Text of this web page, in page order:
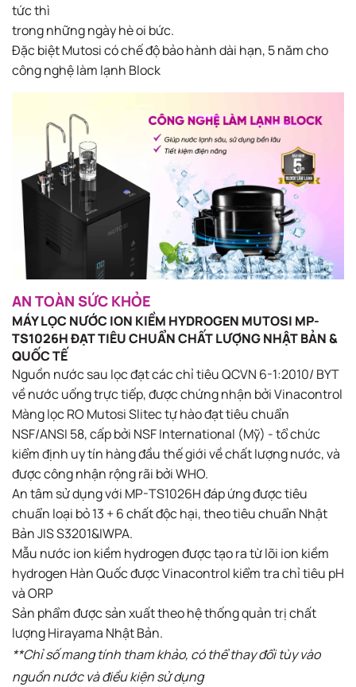
tức thì
trong những ngày hè oi bức. ​
Đặc biệt Mutosi có chế độ bảo hành dài hạn, 5 năm cho
công nghệ làm lạnh Block​
AN TOÀN SỨC KHỎE
MÁY LỌC NƯỚC ION KIỀM HYDROGEN MUTOSI MP-
TS1026H ĐẠT TIÊU CHUẨN CHẤT LƯỢNG NHẬT BẢN &
QUỐC TẾ
Nguồn nước sau lọc đạt các chỉ tiêu QCVN 6-1:2010/ BYT
về nước uống trực tiếp, được chứng nhận bởi Vinacontrol​
Màng lọc RO Mutosi Slitec tự hào đạt tiêu chuẩn
NSF/ANSI 58, cấp bởi NSF International (Mỹ) - tổ chức
kiểm định uy tín hàng đầu thế giới về chất lượng nước, và
được công nhận rộng rãi bởi WHO.​
An tâm sử dụng với MP-TS1026H đáp ứng được tiêu
chuẩn loại bỏ 13 + 6 chất độc hại, theo tiêu chuẩn Nhật
Bản JIS S3201&IWPA.​
Mẫu nước ion kiềm hydrogen được tạo ra từ lõi ion kiềm
hydrogen Hàn Quốc được Vinacontrol kiểm tra chỉ tiêu pH
và ORP​
Sản phẩm được sản xuất theo hệ thống quản trị chất
lượng Hirayama Nhật Bản.​
*​*Chỉ số mang tính tham khảo, có thể thay đổi tùy vào
nguồn nước và điều kiện sử dụng